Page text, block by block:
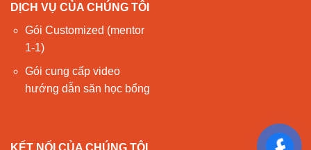
DỊCH VỤ CỦA CHÚNG TÔI
Gói Customized (mentor
1-1)
Gói cung cấp video
hướng dẫn săn học bổng